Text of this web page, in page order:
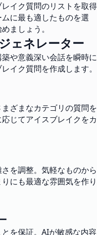
イク質問のリストを取得
に最も適したものを選
ましょう。
ェネレーター
や意義深い会話を瞬時に
イク質問を作成します。
ざまなカテゴリの質問を
じてアイスブレイクをカ
を調整。気軽なものから
にも最適な雰囲気を作り
を保証。AIが敏感な内容